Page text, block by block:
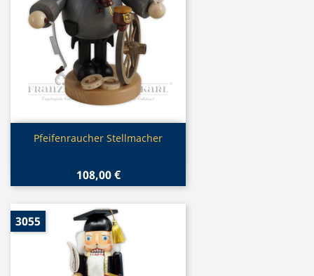
Vorschau
Pfeifenraucher Stellmacher
108,00 €
3055